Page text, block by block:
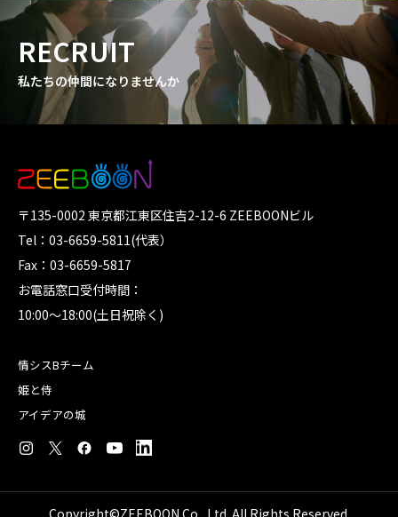
RECRUIT
私たちの仲間になりませんか
〒135-0002 東京都江東区住吉2-12-6 ZEEBOONビル
Tel：03-6659-5811(代表）
Fax：03-6659-5817
お電話窓口受付時間：
10:00～18:00(土日祝除く)
情シスBチーム
姫と侍
アイデアの城
Copyright©ZEEBOON Co., Ltd. All Rights Reserved.